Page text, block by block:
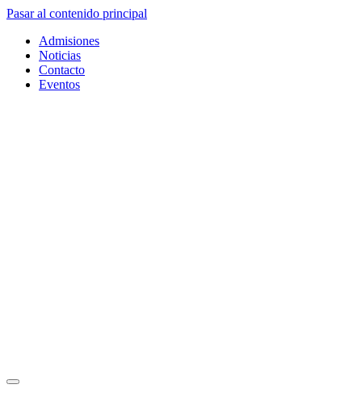
Pasar al contenido principal
Admisiones
Noticias
Contacto
Eventos